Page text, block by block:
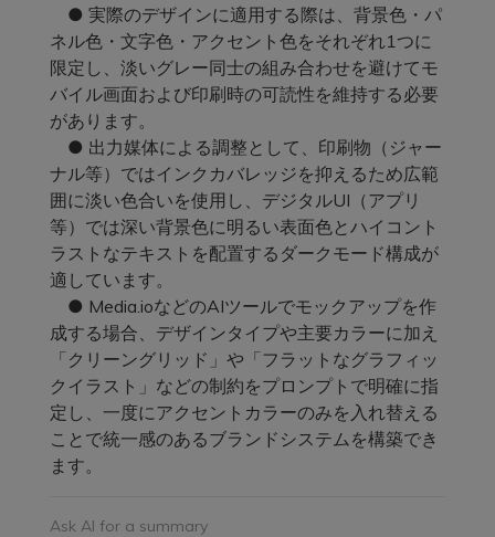
● 実際のデザインに適用する際は、背景色・パ
ネル色・文字色・アクセント色をそれぞれ1つに
限定し、淡いグレー同士の組み合わせを避けてモ
バイル画面および印刷時の可読性を維持する必要
があります。
● 出力媒体による調整として、印刷物（ジャー
ナル等）ではインクカバレッジを抑えるため広範
囲に淡い色合いを使用し、デジタルUI（アプリ
等）では深い背景色に明るい表面色とハイコント
ラストなテキストを配置するダークモード構成が
適しています。
● Media.ioなどのAIツールでモックアップを作
成する場合、デザインタイプや主要カラーに加え
「クリーングリッド」や「フラットなグラフィッ
クイラスト」などの制約をプロンプトで明確に指
定し、一度にアクセントカラーのみを入れ替える
ことで統一感のあるブランドシステムを構築でき
ます。
Ask AI for a summary